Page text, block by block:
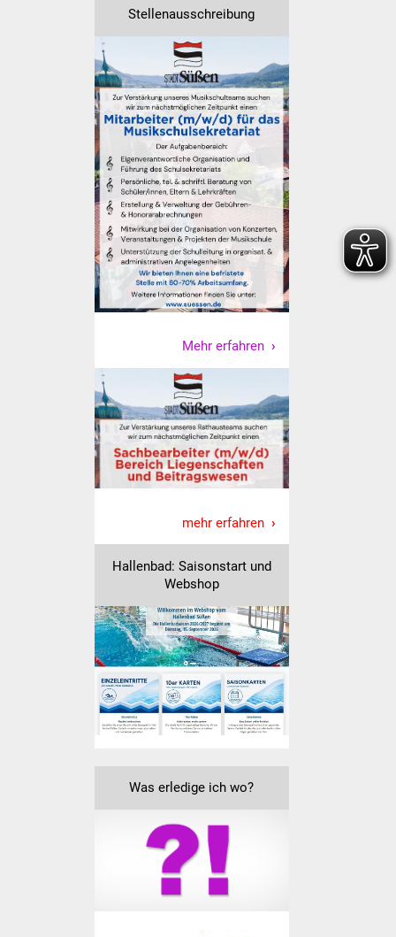
Wohnen
Bauen in Süßen
Wohnimmobilien +
Baugrundstücke
Wirtschaft
Haushalt & Infos
Wirtschaftsförderung
Gewerbeimmobilien
Ausschreibungen
Öffentliche
Ausschreibung
Ausschreibung
Beschränkte
Ausschreibung
Freihändige Vergabe
Gewerbeverzeichnis
Gewerbe - Selbsteintrag
Stellenausschreibung
Mehr erfahren
mehr erfahren
Hallenbad: Saisonstart und
Webshop
Was erledige ich wo?